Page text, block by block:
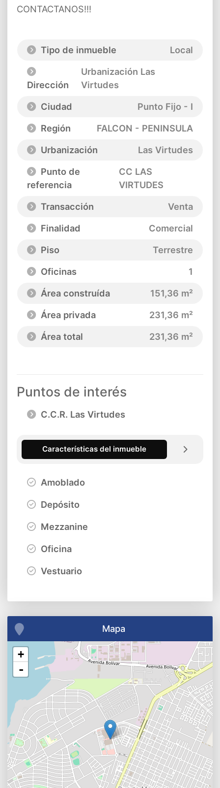
CONTACTANOS!!!
Tipo de inmueble Local
Dirección
Urbanización Las
Virtudes
Ciudad
Punto Fijo - I
Región
FALCON - PENINSULA
Urbanización
Las Virtudes
Punto de
referencia
CC LAS
VIRTUDES
Transacción
Venta
Finalidad
Comercial
Piso
Terrestre
Oficinas
1
Área construída
151,36 m²
Área privada
231,36 m²
Área total
231,36 m²
Puntos de interés
C.C.R. Las Virtudes
Características del inmueble
Amoblado
Depósito
Mezzanine
Oficina
Vestuario
Mapa
+
-